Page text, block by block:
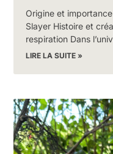
Origine et
Slayer Histoire et
respiration Dans
LIRE LA SUITE »